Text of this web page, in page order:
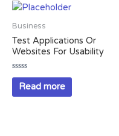
Business
Test Applications Or
Websites For Usability
Rated
out
of
Read more